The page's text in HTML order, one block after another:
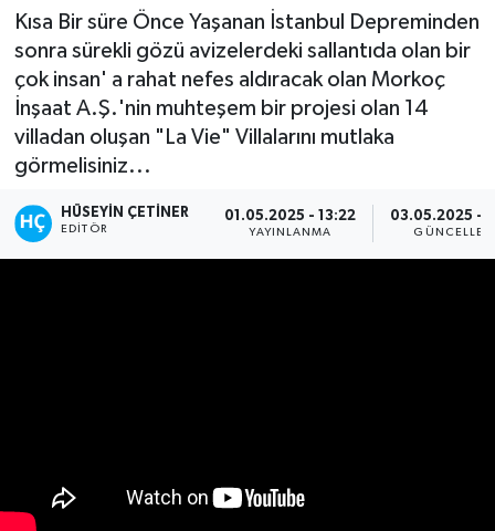
Kısa Bir süre Önce Yaşanan İstanbul Depreminden
sonra sürekli gözü avizelerdeki sallantıda olan bir
çok insan' a rahat nefes aldıracak olan Morkoç
İnşaat A.Ş.'nin muhteşem bir projesi olan 14
villadan oluşan "La Vie" Villalarını mutlaka
görmelisiniz...
HÜSEYIN ÇETINER
EDITÖR
01.05.2025 - 13:22
YAYINLANMA
03.05.2025 -